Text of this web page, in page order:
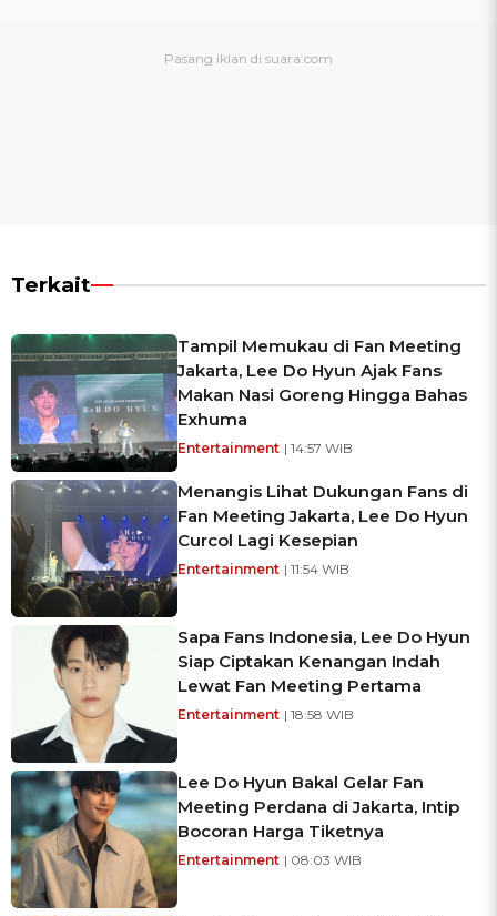
Terkait
Tampil Memukau di Fan Meeting
Jakarta, Lee Do Hyun Ajak Fans
Makan Nasi Goreng Hingga Bahas
Exhuma
Entertainment | 14:57 WIB
Menangis Lihat Dukungan Fans di
Fan Meeting Jakarta, Lee Do Hyun
Curcol Lagi Kesepian
Entertainment | 11:54 WIB
Sapa Fans Indonesia, Lee Do Hyun
Siap Ciptakan Kenangan Indah
Lewat Fan Meeting Pertama
Entertainment | 18:58 WIB
Lee Do Hyun Bakal Gelar Fan
Meeting Perdana di Jakarta, Intip
Bocoran Harga Tiketnya
Entertainment | 08:03 WIB